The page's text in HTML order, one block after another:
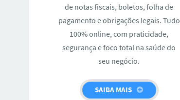
de notas fiscais, boletos, folha de
pagamento e obrigações legais. Tudo
100% online, com praticidade,
segurança e foco total na saúde do
seu negócio.
SAIBA MAIS